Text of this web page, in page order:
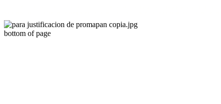
bottom of page